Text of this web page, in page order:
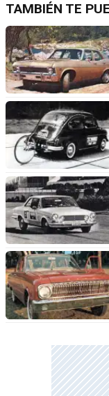
TAMBIÉN TE